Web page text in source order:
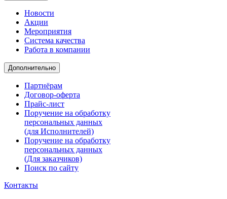
Новости
Акции
Мероприятия
Система качества
Работа в компании
Дополнительно
Партнёрам
Договор-оферта
Прайс-лист
Поручение на обработку
персональных данных
(для Исполнителей)
Поручение на обработку
персональных данных
(Для заказчиков)
Поиск по сайту
Контакты